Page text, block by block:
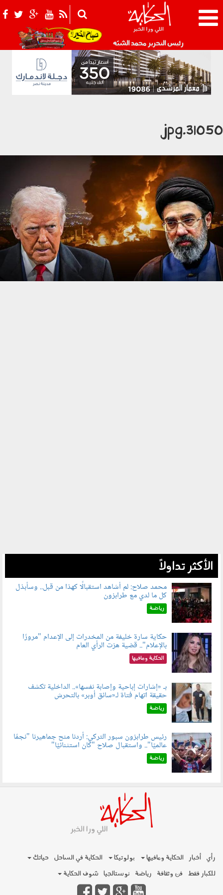
رئيس التحرير محمد الشبّه 021_2.png
الأكثر تداولاً
060802.jpg
محمد صلاح: لم أشاهد استقبالًا كهذا من قبل.. وسأبذل
كل ما لدي مع طرابزون
رياضة
060801.jpeg
حكاية سارة خليفة من المخدرات إلى الإعدام "مرورًا
بالإعلام".. قضية هزت الرأي العام
الحكاية ومافيها
060804.jpg
بـ «إشارات إباحية وإصابة نفسها».. الداخلية تكشف
حقيقة اتهام فتاة لـ«سائق أوبر» بالتحرش
رياضة
060803.jpg
رئيس طرابزون سبور التركي: أردنا منح جماهيرنا "نجمًا
عالميًا".. واستقبال صلاح "كان استثنائيًا"
رياضة
رأي أخبار الحكاية ومافيها بولوتيكا الحكاية في الساحل
حياتك
للكبار فقط فن وثقافة رياضة نوستالجيا شوف الحكاية